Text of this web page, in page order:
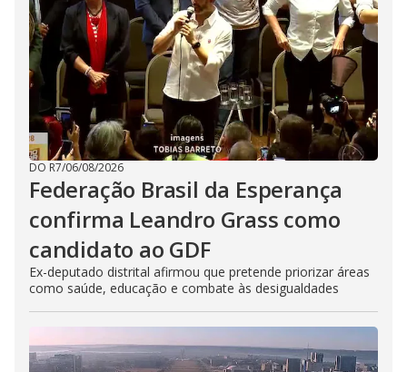
DO R7/06/08/2026
Federação Brasil da Esperança
confirma Leandro Grass como
candidato ao GDF
Ex-deputado distrital afirmou que pretende priorizar áreas
como saúde, educação e combate às desigualdades